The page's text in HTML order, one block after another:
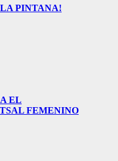
PINTANA!
EL
FEMENINO